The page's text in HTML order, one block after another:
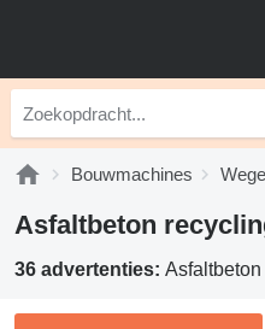
Bouwmachines
Asfaltbeton
36 advertenties: